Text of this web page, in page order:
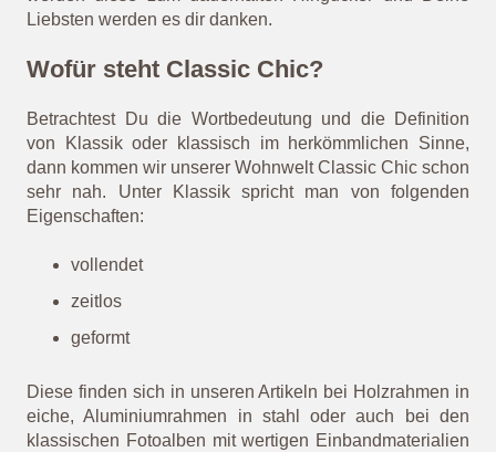
Liebsten werden es dir danken.
Wofür steht Classic Chic?
Betrachtest Du die Wortbedeutung und die Definition
von Klassik oder klassisch im herkömmlichen Sinne,
dann kommen wir unserer Wohnwelt Classic Chic schon
sehr nah. Unter Klassik spricht man von folgenden
Eigenschaften:
vollendet
zeitlos
geformt
Diese finden sich in unseren Artikeln bei Holzrahmen in
eiche, Aluminiumrahmen in stahl oder auch bei den
klassischen Fotoalben mit wertigen Einbandmaterialien